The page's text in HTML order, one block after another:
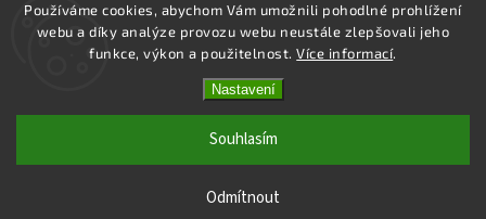
Používáme cookies, abychom Vám umožnili pohodlné prohlížení
webu a díky analýze provozu webu neustále zlepšovali jeho
funkce, výkon a použitelnost.Více informací.
Nastavení
Odmítnout
Souhlasím
E-SHOP MILATA. Všechna práva vyhrazena.
Upravit nastavení cookies